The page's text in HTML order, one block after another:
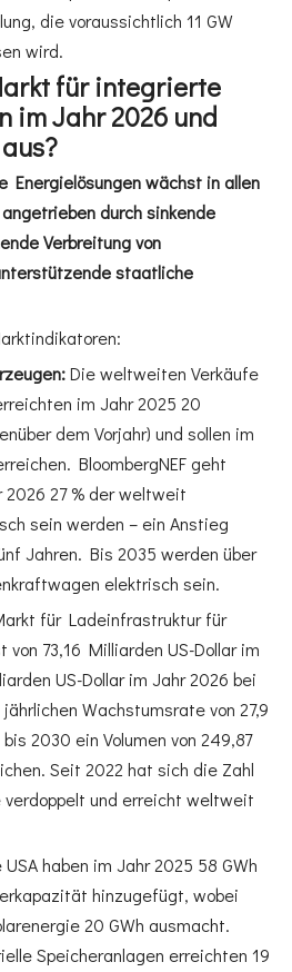
die voraussichtlich 11 GW
wird.
für integrierte
im Jahr 2026 und
wächst in allen
durch sinkende
Verbreitung von
staatliche
Die weltweiten Verkäufe
im Jahr 2025 20
dem Vorjahr) und sollen im
BloombergNEF geht
2026 27 % der weltweit
sein werden – ein Anstieg
Jahren. Bis 2035 werden über
elektrisch sein.
für Ladeinfrastruktur für
73,16 Milliarden US-Dollar im
US-Dollar im Jahr 2026 bei
Wachstumsrate von 27,9
2030 ein Volumen von 249,87
Seit 2022 hat sich die Zahl
und erreicht weltweit
USA haben im Jahr 2025 58 GWh
hinzugefügt, wobei
20 GWh ausmacht.
Speicheranlagen erreichten 19